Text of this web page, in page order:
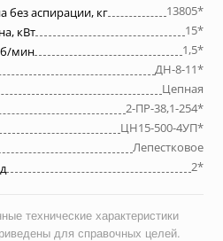
без аспирации, кг
13805*
кВт
15*
мин
1,5*
ДН-8-11*
Цепная
2-ПР-38,1-254*
ЦН15-500-4УП*
Лепестковое
2*
технические характеристики
для справочных целей.